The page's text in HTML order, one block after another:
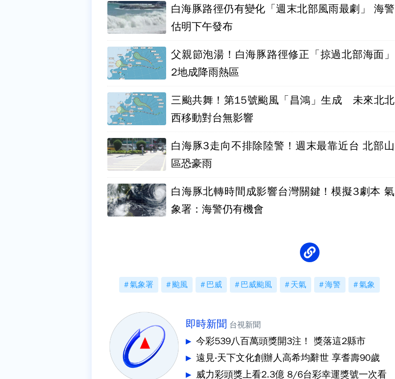
白海豚路徑仍有變化「週末北部風雨最劇」 海警
估明下午發布
父親節泡湯！白海豚路徑修正「掠過北部海面」
2地成降雨熱區
三颱共舞！第15號颱風「昌鴻」生成 未來北北
西移動對台無影響
白海豚3走向不排除陸警！週末最靠近台 北部山
區恐豪雨
白海豚北轉時間成影響台灣關鍵！模擬3劇本 氣
象署：海警仍有機會
氣象署 颱風 巴威 巴威颱風 天氣 海警 氣象
即時新聞 台視新聞
今彩539八百萬頭獎開3注！ 獎落這2縣市
遠見‧天下文化創辦人高希均辭世 享耆壽90歲
威力彩頭獎上看2.3億 8/6台彩幸運獎號一次看